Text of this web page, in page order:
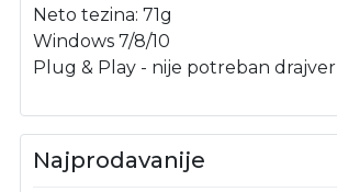
Neto tezina: 71g
Windows 7/8/10
Plug & Play - nije potreban drajver
Najprodavanije